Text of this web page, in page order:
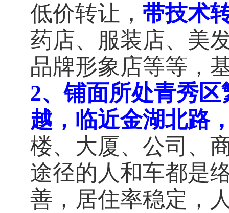
低价转让， 带技术
药店、服装店、美
品牌形象店等等，
2、铺面所处青秀
越，临近金湖北路
楼、大厦、公司、
途径的人和车都是
善，居住率稳定，